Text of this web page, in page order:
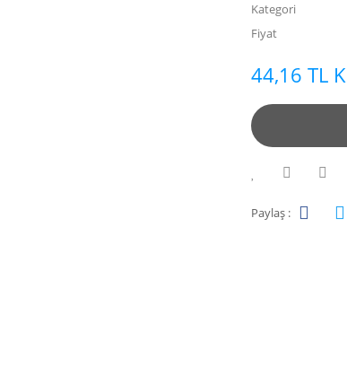
Kategori
Fiyat
44,16 TL
Paylaş :